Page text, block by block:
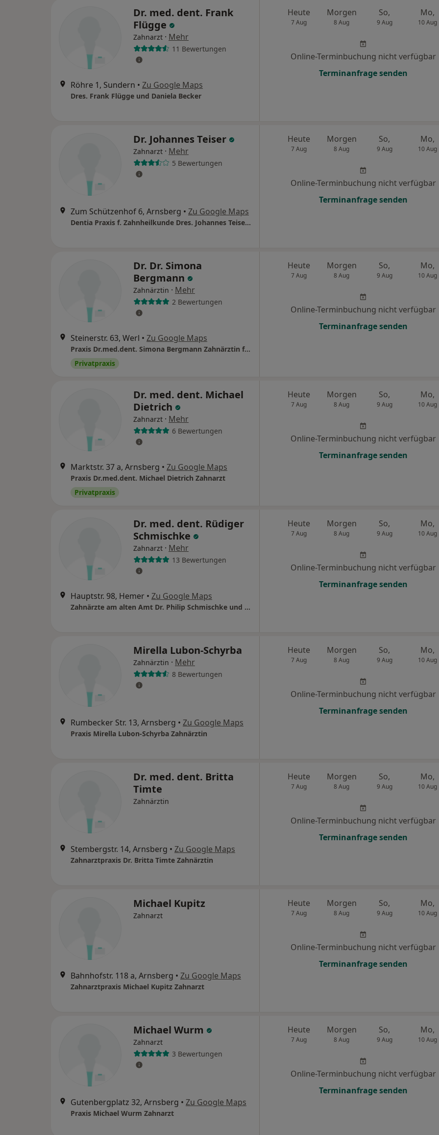
Dr. med. dent. Frank
Flügge
Zahnarzt · Mehr
11 Bewertungen
Röhre 1, Sundern • Zu Google Maps
Dres. Frank Flügge und Daniela Becker
Heute
7 Aug
Morgen
8 Aug
So,
9 Aug
Mo,
10 Aug
Online-Terminbuchung nicht verfügbar
Terminanfrage senden
Dr. Johannes Teiser
Zahnarzt · Mehr
5 Bewertungen
Zum Schützenhof 6, Arnsberg • Zu Google Maps
Dentia Praxis f. Zahnheilkunde Dres. Johannes Teiser Andrea Piorreck-Teiser Alexandra Strobel-Guht u.w.
Heute
7 Aug
Morgen
8 Aug
So,
9 Aug
Mo,
10 Aug
Online-Terminbuchung nicht verfügbar
Terminanfrage senden
Dr. Dr. Simona
Bergmann
Zahnärztin · Mehr
2 Bewertungen
Steinerstr. 63, Werl • Zu Google Maps
Praxis Dr.med.dent. Simona Bergmann Zahnärztin f. Kieferorthopädie
Privatpraxis
Heute
7 Aug
Morgen
8 Aug
So,
9 Aug
Mo,
10 Aug
Online-Terminbuchung nicht verfügbar
Terminanfrage senden
Dr. med. dent. Michael
Dietrich
Zahnarzt · Mehr
6 Bewertungen
Marktstr. 37 a, Arnsberg • Zu Google Maps
Praxis Dr.med.dent. Michael Dietrich Zahnarzt
Privatpraxis
Heute
7 Aug
Morgen
8 Aug
So,
9 Aug
Mo,
10 Aug
Online-Terminbuchung nicht verfügbar
Terminanfrage senden
Dr. med. dent. Rüdiger
Schmischke
Zahnarzt · Mehr
13 Bewertungen
Hauptstr. 98, Hemer • Zu Google Maps
Zahnärzte am alten Amt Dr. Philip Schmischke und Dr. Felix Käpernick
Heute
7 Aug
Morgen
8 Aug
So,
9 Aug
Mo,
10 Aug
Online-Terminbuchung nicht verfügbar
Terminanfrage senden
Mirella Lubon-Schyrba
Zahnärztin · Mehr
8 Bewertungen
Rumbecker Str. 13, Arnsberg • Zu Google Maps
Praxis Mirella Lubon-Schyrba Zahnärztin
Heute
7 Aug
Morgen
8 Aug
So,
9 Aug
Mo,
10 Aug
Online-Terminbuchung nicht verfügbar
Terminanfrage senden
Dr. med. dent. Britta
Timte
Zahnärztin
Stembergstr. 14, Arnsberg • Zu Google Maps
Zahnarztpraxis Dr. Britta Timte Zahnärztin
Heute
7 Aug
Morgen
8 Aug
So,
9 Aug
Mo,
10 Aug
Online-Terminbuchung nicht verfügbar
Terminanfrage senden
Michael Kupitz
Zahnarzt
Bahnhofstr. 118 a, Arnsberg • Zu Google Maps
Zahnarztpraxis Michael Kupitz Zahnarzt
Heute
7 Aug
Morgen
8 Aug
So,
9 Aug
Mo,
10 Aug
Online-Terminbuchung nicht verfügbar
Terminanfrage senden
Michael Wurm
Zahnarzt
3 Bewertungen
Gutenbergplatz 32, Arnsberg • Zu Google Maps
Praxis Michael Wurm Zahnarzt
Heute
7 Aug
Morgen
8 Aug
So,
9 Aug
Mo,
10 Aug
Online-Terminbuchung nicht verfügbar
Terminanfrage senden